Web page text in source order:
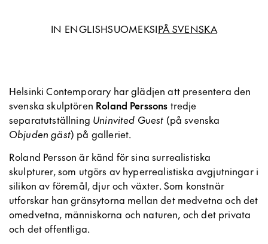
IN ENGLISHSUOMEKSIPÅ SVENSKA
Helsinki Contemporary har glädjen att presentera den
svenska skulptören Roland Perssons tredje
separatutställning Uninvited Guest (på svenska
Objuden gäst) på galleriet.
Roland Persson är känd för sina surrealistiska
skulpturer, som utgörs av hyperrealistiska avgjutningar i
silikon av föremål, djur och växter. Som konstnär
utforskar han gränsytorna mellan det medvetna och det
omedvetna, människorna och naturen, och det privata
och det offentliga.